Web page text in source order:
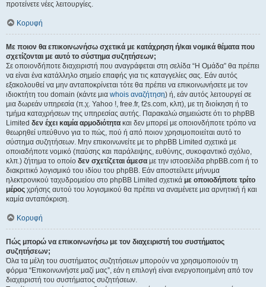
προτείνετε νέες λειτουργίες.
Κορυφή
Με ποιον θα επικοινωνήσω σχετικά με κατάχρηση ή/και νομικά θέματα που
σχετίζονται με αυτό το σύστημα συζητήσεων;
Σε οποιονδήποτε διαχειριστή που αναγράφεται στη σελίδα “Η Ομάδα” θα πρέπει
να είναι ένα κατάλληλο σημείο επαφής για τις καταγγελίες σας. Εάν αυτός
εξακολουθεί να μην ανταποκρίνεται τότε θα πρέπει να επικοινωνήσετε με τον
ιδιοκτήτη του domain (κάντε μια whois αναζήτηση) ή, εάν αυτός λειτουργεί σε
μια δωρεάν υπηρεσία (π.χ. Yahoo !, free.fr, f2s.com, κλπ), με τη διοίκηση ή το
τμήμα καταχρήσεων της υπηρεσίας αυτής. Παρακαλώ σημειώστε ότι το phpBB
Limited δεν έχει καμία αρμοδιότητα και δεν μπορεί με οποιονδήποτε τρόπο να
θεωρηθεί υπεύθυνο για το πώς, πού ή από ποιον χρησιμοποιείται αυτό το
σύστημα συζητήσεων. Μην επικοινωνείτε με το phpBB Limited σχετικά με
οποιαδήποτε νομικό (παύσης και παράλειψης, ευθύνης, συκοφαντικό σχόλιο,
κλπ.) ζήτημα το οποίο δεν σχετίζεται άμεσα με την ιστοσελίδα phpBB.com ή το
διακριτικό λογισμικό του ιδίου του phpBB. Εάν αποστείλετε μήνυμα
ηλεκτρονικού ταχυδρομείου στο phpBB Limited σχετικά με οποιοδήποτε τρίτο
μέρος χρήσης αυτού του λογισμικού θα πρέπει να αναμένετε μια αρνητική ή και
καμία ανταπόκριση.
Κορυφή
Πώς μπορώ να επικοινωνήσω με τον διαχειριστή του συστήματος
συζητήσεων;
Όλα τα μέλη του συστήματος συζητήσεων μπορούν να χρησιμοποιούν τη
φόρμα “Επικοινωνήστε μαζί μας”, εάν η επιλογή είναι ενεργοποιημένη από τον
διαχειριστή του συστήματος συζητήσεων.